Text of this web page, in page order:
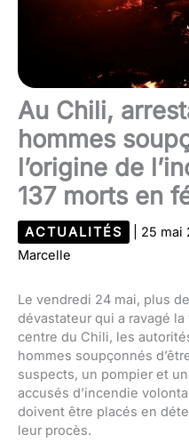
Au Chili,
hommes
l’origine de
137 morts en
ACTUALITÉS 25 mai
Marcelle
Le vendredi 24 mai, plus
dévastateur qui a ravagé
centre du Chili, les
hommes soupçonnés
suspects, un pompier et
accusés d’incendie
doivent être placés en
leur procès.